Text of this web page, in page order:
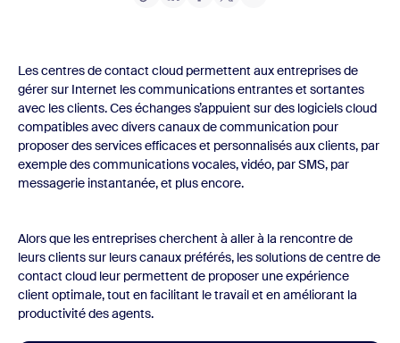
Les centres de contact cloud permettent aux entreprises de
gérer sur Internet les communications entrantes et sortantes
avec les clients. Ces échanges s’appuient sur des logiciels cloud
compatibles avec divers canaux de communication pour
proposer des services efficaces et personnalisés aux clients, par
exemple des communications vocales, vidéo, par SMS, par
messagerie instantanée, et plus encore.
Alors que les entreprises cherchent à aller à la rencontre de
leurs clients sur leurs canaux préférés, les solutions de centre de
contact cloud leur permettent de proposer une expérience
client optimale, tout en facilitant le travail et en améliorant la
productivité des agents.